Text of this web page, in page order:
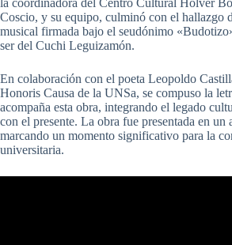
Coscio, y su equipo, culminó con el hallazgo
musical firmada bajo el seudónimo
ser del Cuchi Leguizamón.
En colaboración con el poeta Leopoldo
Honoris Causa de la UNSa, se compuso la
acompaña esta obra, integrando el legado
con el presente. La obra fue presentada en un
marcando un momento significativo para la
universitaria.